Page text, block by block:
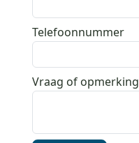
Telefoonnummer
Vraag of opmerking